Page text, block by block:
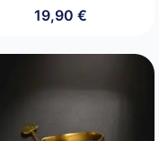
19,90 €